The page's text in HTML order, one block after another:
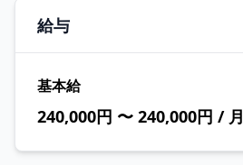
給与
基本給
240,000円 〜 240,000円 / 月